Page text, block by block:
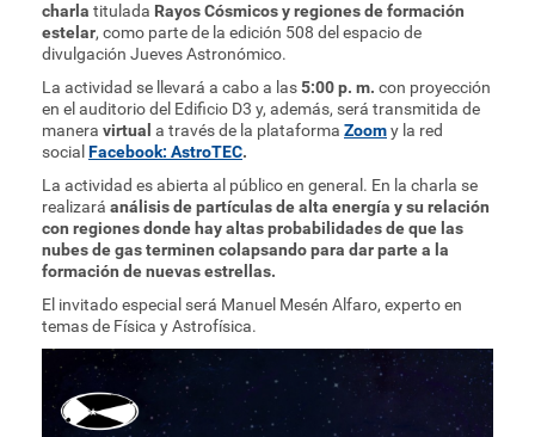
charla titulada Rayos Cósmicos y regiones de formación
estelar, como parte de la edición 508 del espacio de
divulgación Jueves Astronómico.
La actividad se llevará a cabo a las5:00 p. m. con proyección
en el auditorio del Edificio D3 y, además, será transmitida de
manera virtual a través de la plataforma Zoomy la red
social Facebook: AstroTEC.
La actividad es abierta al público en general. En la charla se
realizará análisis de partículas de alta energía y su relación
con regiones donde hay altas probabilidades de que las
nubes de gas terminen colapsando para dar parte a la
formación de nuevas estrellas.
El invitado especial será Manuel Mesén Alfaro, experto en
temas de Física y Astrofísica.